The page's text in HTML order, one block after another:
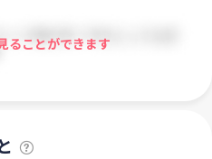
ることができます